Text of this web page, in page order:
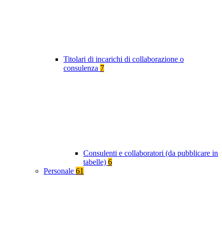
Titolari di incarichi di collaborazione o
consulenza 7
Consulenti e collaboratori (da pubblicare in
tabelle) 6
Personale 61